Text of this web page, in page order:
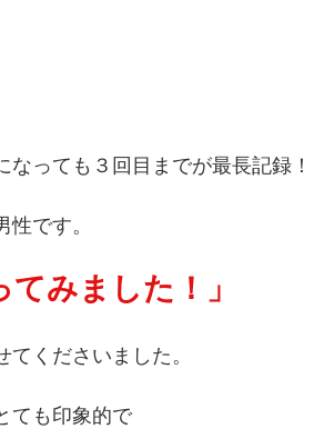
っても３回目までが最長記録！
です。
みました！」
くださいました。
ても印象的で